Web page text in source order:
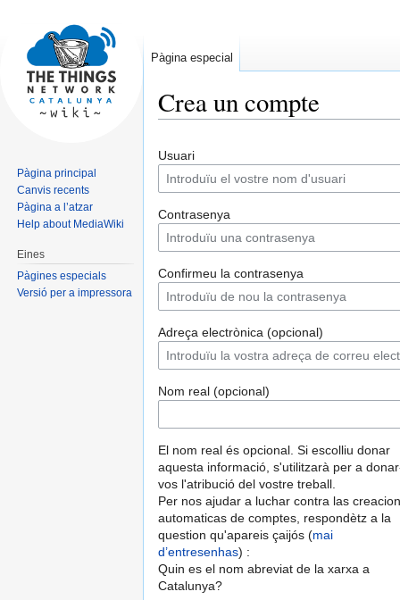
Crea un compte
to
navigation
to
search
Usuari
Contrasenya
Confirmeu la contrasenya
Adreça electrònica (opcional)
Nom real (opcional)
El nom real és opcional. Si escolliu donar
aquesta informació, s'utilitzarà per a
vos l'atribució del vostre treball.
Per nos ajudar a luchar contra las
automaticas de comptes, respondètz a la
question qu'apareis çaijós (mai
d’entresenhas) :
Quin es el nom abreviat de la xarxa a
Catalunya?
Pàgina especial
Pàgina principal
Canvis recents
Pàgina a l’atzar
Help about MediaWiki
Eines
Pàgines especials
Versió per a impressora